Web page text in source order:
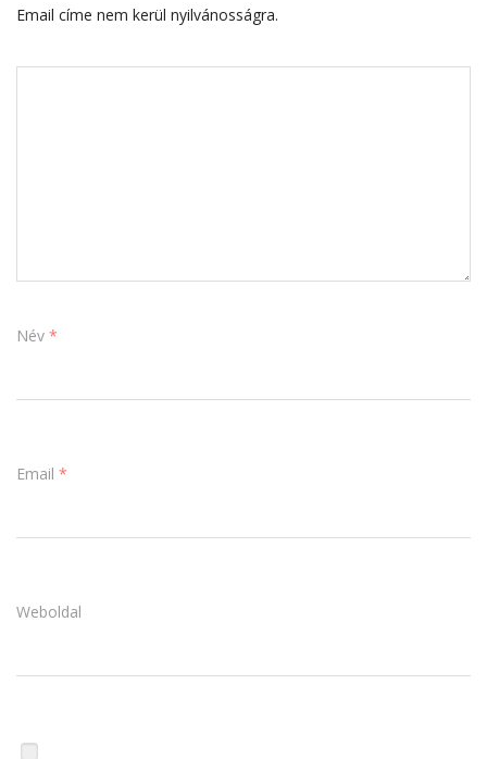
Email címe nem kerül nyilvánosságra.
Név *
Email *
Weboldal